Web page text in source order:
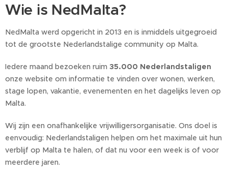
Wie is NedMalta?
NedMalta werd opgericht in 2013 en is inmiddels uitgegroeid
tot de grootste Nederlandstalige community op Malta.
Iedere maand bezoeken ruim 35.000 Nederlandstaligen
onze website om informatie te vinden over wonen, werken,
stage lopen, vakantie, evenementen en het dagelijks leven op
Malta.
Wij zijn een onafhankelijke vrijwilligersorganisatie. Ons doel is
eenvoudig: Nederlandstaligen helpen om het maximale uit hun
verblijf op Malta te halen, of dat nu voor een week is of voor
meerdere jaren.